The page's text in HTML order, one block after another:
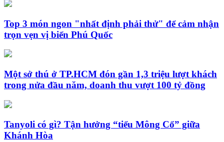
Top 3 món ngon "nhất định phải thử" để cảm nhận
trọn vẹn vị biển Phú Quốc
Một sở thú ở TP.HCM đón gần 1,3 triệu lượt khách
trong nửa đầu năm, doanh thu vượt 100 tỷ đồng
Tanyoli có gì? Tận hưởng “tiểu Mông Cổ” giữa
Khánh Hòa